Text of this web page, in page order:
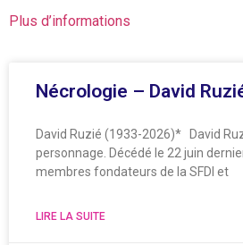
Plus d’informations
Nécrologie – David
David Ruzié (1933-2026)* David
personnage. Décédé le 22 juin
membres fondateurs de la SFDI et
LIRE LA SUITE